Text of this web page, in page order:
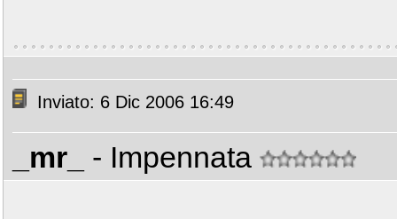
Inviato: 6 Dic 2006 16:49
_mr_ - Impennata